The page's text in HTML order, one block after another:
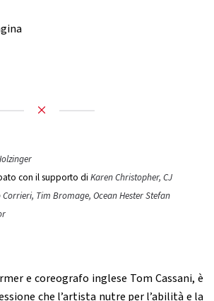
con il supporto di Karen Christopher, CJ
Corrieri, Tim Bromage, Ocean Hester Stefan
e coreografo inglese Tom Cassani, è
che l’artista nutre per l’abilità e la